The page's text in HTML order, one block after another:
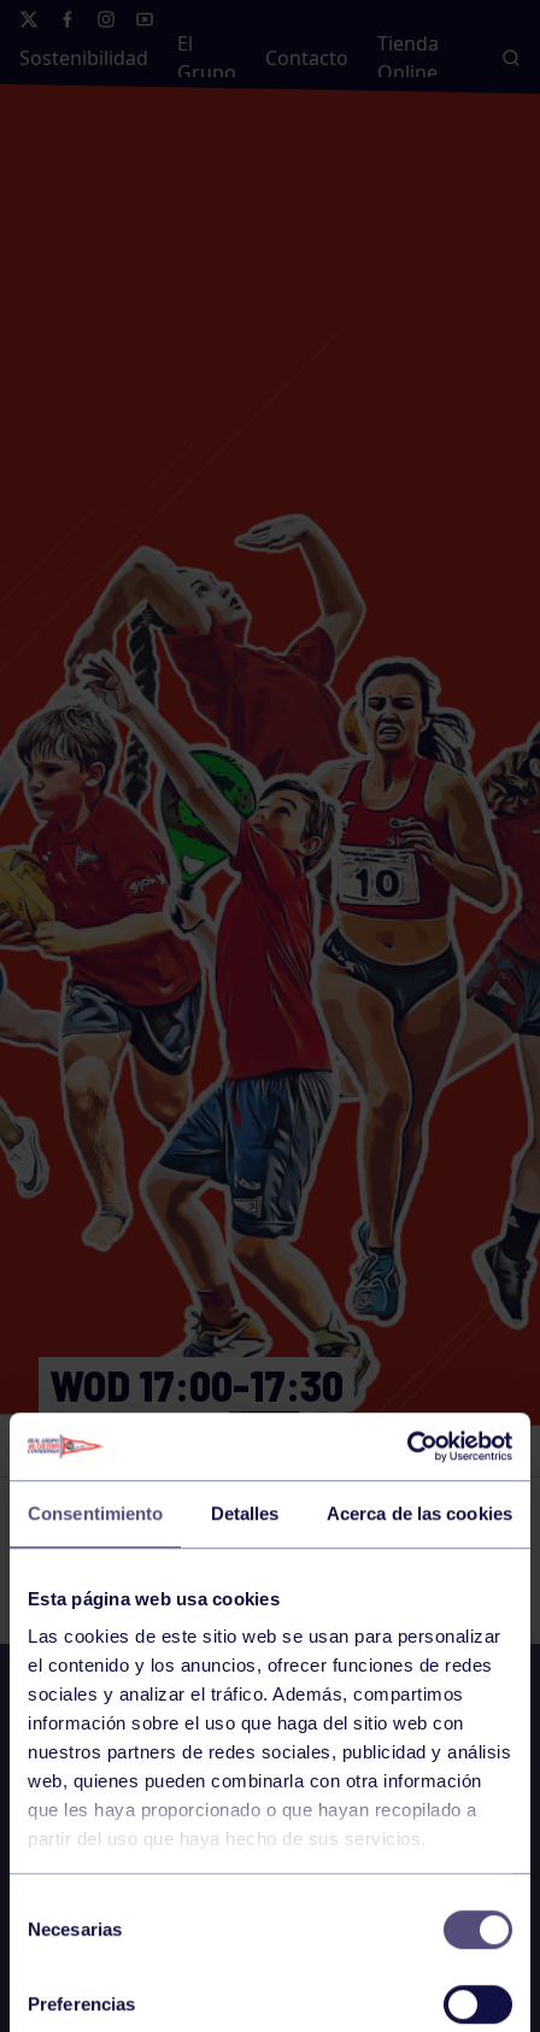
Consentimiento Detalles Acerca de las cookies
Esta página web usa cookies
Las cookies de este sitio web se usan para personalizar
el contenido y los anuncios, ofrecer funciones de redes
sociales y analizar el tráfico. Además, compartimos
información sobre el uso que haga del sitio web con
nuestros partners de redes sociales, publicidad y análisis
web, quienes pueden combinarla con otra información
que les haya proporcionado o que hayan recopilado a
partir del uso que haya hecho de sus servicios.
Necesarias
Preferencias
Sostenibilidad
El
Grupo
Contacto
Tienda
Online
WOD 17:00-17:30
GIMNASIO